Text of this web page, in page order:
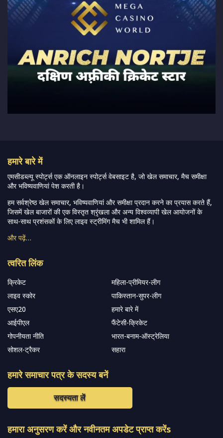
हमारे बारे में
एमसीडब्ल्यू स्पोर्ट्स एक ऑनलाइन स्पोर्ट्स वेबसाइट है, जो खेल समाचार, मैच समीक्षा
और भविष्यवाणियां पेश करती है।
हम सर्वश्रेष्ठ खेल समाचार, भविष्यवाणियां और समीक्षा प्रदान करने का प्रयास करते हैं,
जिसमें खेल बाजारों की एक विस्तृत श्रृंखला और अन्य विश्वव्यापी खेल आयोजनों के
साथ-साथ प्रशंसकों के लिए लाइव स्ट्रीमिंग मैच भी शामिल हैं।
और पढ़ें…
त्वरित लिंक
क्रिकेट
महिला-प्रीमियर-लीग
लाइव स्कोर
पाकिस्तान-सुपर-लीग
एसए20
हमारे बारे में
आईपीएल
फैंटेसी-क्रिकेट
गोपनीयता नीति
भारत-बनाम-ऑस्ट्रेलिया
सोशल-ट्रैकर
सहारा
हमारे समाचार पत्र के सदस्य बनें
सदस्यता लें
हमारा अनुसरण करें और नवीनतम अपडेट प्राप्त करेंs